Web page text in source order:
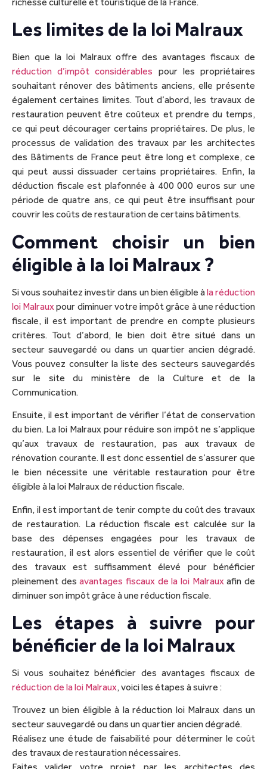
Les limites de la loi Malraux
Bien que la loi Malraux offre des avantages fiscaux de
réduction d’impôt considérables pour les propriétaires
souhaitant rénover des bâtiments anciens, elle présente
également certaines limites. Tout d’abord, les travaux de
restauration peuvent être coûteux et prendre du temps,
ce qui peut décourager certains propriétaires. De plus, le
processus de validation des travaux par les architectes
des Bâtiments de France peut être long et complexe, ce
qui peut aussi dissuader certains propriétaires. Enfin, la
déduction fiscale est plafonnée à 400 000 euros sur une
période de quatre ans, ce qui peut être insuffisant pour
couvrir les coûts de restauration de certains bâtiments.
Comment choisir un bien
éligible à la loi Malraux ?
Si vous souhaitez investir dans un bien éligible àla réduction
loi Malraux pour diminuer votre impôt grâce à une réduction
fiscale, il est important de prendre en compte plusieurs
critères. Tout d’abord, le bien doit être situé dans un
secteur sauvegardé ou dans un quartier ancien dégradé.
Vous pouvez consulter la liste des secteurs sauvegardés
sur le site du ministère de la Culture et de la
Communication.
Ensuite, il est important de vérifier l’état de conservation
du bien. La loi Malraux pour réduire son impôt ne s’applique
qu’aux travaux de restauration, pas aux travaux de
rénovation courante. Il est donc essentiel de s’assurer que
le bien nécessite une véritable restauration pour être
éligible à la loi Malraux de réduction fiscale.
Enfin, il est important de tenir compte du coût des travaux
de restauration. La réduction fiscale est calculée sur la
base des dépenses engagées pour les travaux de
restauration, il est alors essentiel de vérifier que le coût
des travaux est suffisamment élevé pour bénéficier
pleinement desavantages fiscaux de la loi Malraux afin de
diminuer son impôt grâce à une réduction fiscale.
Les étapes à suivre pour
bénéficier de la loi Malraux
Si vous souhaitez bénéficier des avantages fiscaux de
réduction de la loi Malraux, voici les étapes à suivre :
Trouvez un bien éligible à la réduction loi Malraux dans un
secteur sauvegardé ou dans un quartier ancien dégradé.
Réalisez une étude de faisabilité pour déterminer le coût
des travaux de restauration nécessaires.